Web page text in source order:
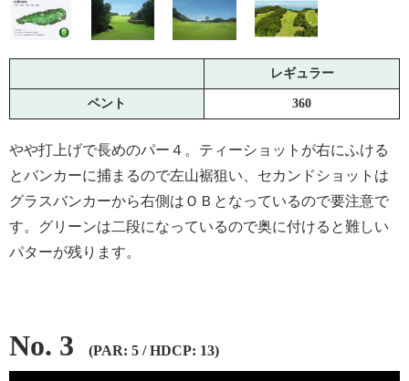
レギュラー
ベント 360
やや打上げで長めのパー４。ティーショットが右にふける
とバンカーに捕まるので左山裾狙い、セカンドショットは
グラスバンカーから右側はＯＢとなっているので要注意で
す。グリーンは二段になっているので奥に付けると難しい
パターが残ります。
No. 3 (PAR: 5 / HDCP: 13)